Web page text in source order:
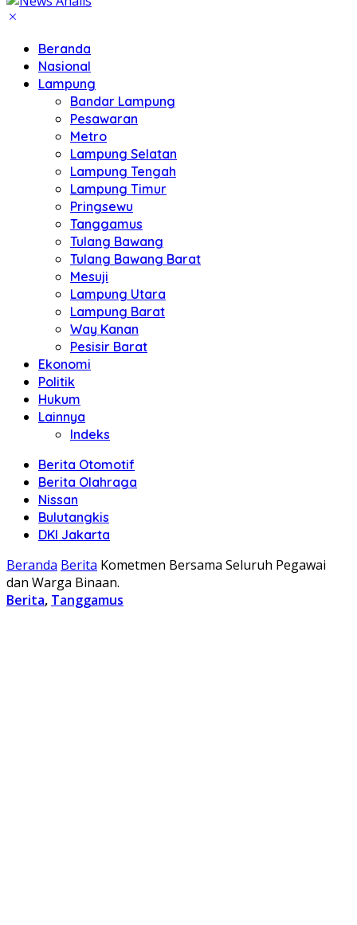
Beranda
Nasional
Lampung
Bandar Lampung
Pesawaran
Metro
Lampung Selatan
Lampung Tengah
Lampung Timur
Pringsewu
Tanggamus
Tulang Bawang
Tulang Bawang Barat
Mesuji
Lampung Utara
Lampung Barat
Way Kanan
Pesisir Barat
Ekonomi
Politik
Hukum
Lainnya
Indeks
Berita Otomotif
Berita Olahraga
Nissan
Bulutangkis
DKI Jakarta
Beranda Berita Kometmen Bersama Seluruh Pegawai
dan Warga Binaan.
Berita, Tanggamus